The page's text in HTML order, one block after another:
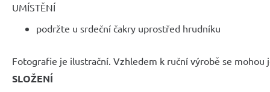
UMÍSTĚNÍ
podržte u srdeční čakry uprostřed hrudníku
Fotografie je ilustrační. Vzhledem k ruční výrobě se
SLOŽENÍ